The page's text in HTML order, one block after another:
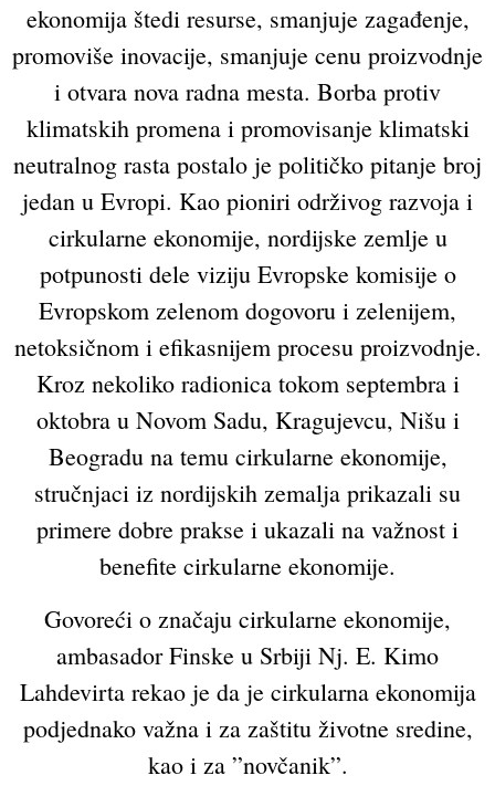
ekonomija štedi resurse, smanjuje zagađenje,
promoviše inovacije, smanjuje cenu proizvodnje
i otvara nova radna mesta. Borba protiv
klimatskih promena i promovisanje klimatski
neutralnog rasta postalo je političko pitanje broj
jedan u Evropi. Kao pioniri održivog razvoja i
cirkularne ekonomije, nordijske zemlje u
potpunosti dele viziju Evropske komisije o
Evropskom zelenom dogovoru i zelenijem,
netoksičnom i efikasnijem procesu proizvodnje.
Kroz nekoliko radionica tokom septembra i
oktobra u Novom Sadu, Kragujevcu, Nišu i
Beogradu na temu cirkularne ekonomije,
stručnjaci iz nordijskih zemalja prikazali su
primere dobre prakse i ukazali na važnost i
benefite cirkularne ekonomije.
Govoreći o značaju cirkularne ekonomije,
ambasador Finske u Srbiji Nj. E. Kimo
Lahdevirta rekao je da je cirkularna ekonomija
podjednako važna i za zaštitu životne sredine,
kao i za ”novčanik”.